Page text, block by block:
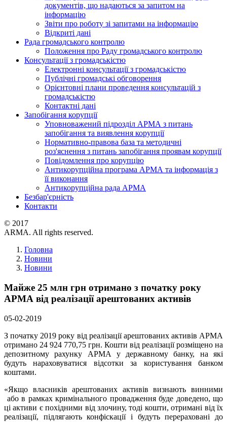
документів, що надаються за запитом на
інформацію
Звіти про роботу зі запитами на інформацію
Відкриті дані
Рада громадського контролю
Положення про Раду громадського контролю
Консультації з громадськістю
Електронні консультації з громадськістю
Публічні громадські обговорення
Орієнтовні плани проведення консультацій з
громадськістю
Контактні дані
Запобігання корупції
Уповноважений підрозділ АРМА з питань
запобігання та виявлення корупції
Нормативно-правова база та методичні
роз'яснення з питань запобігання проявам корупції
Повідомлення про корупцію
Антикорупційна програма АРМА та інформація з
її виконання
Антикорупційна рада АРМА
Безбар'єрність
Контакти
© 2017
ARMA. All rights reserved.
Головна
Новини
Новини
Майже 25 млн грн отримано з початку року
АРМА від реалізації арештованих активів
05-02-2019
З початку 2019 року від реалізації арештованих активів АРМА
отримано 24 924 770,75 грн. Кошти від реалізації розміщено на
депозитному рахунку АРМА у державному банку, на які
будуть нараховуватися відсотки за користування банком
коштами.
«Якщо власників арештованих активів визнають винними
або в рамках кримінального провадження буде доведено, що
ці активи є похідними від злочину, тоді кошти, отримані від їх
реалізації, підлягають конфіскації і будуть перераховані до